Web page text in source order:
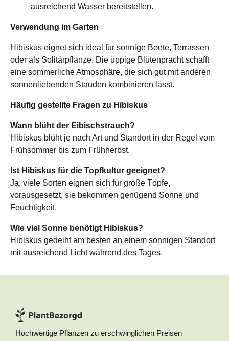
ausreichend Wasser bereitstellen.
Verwendung im Garten
Hibiskus eignet sich ideal für sonnige Beete, Terrassen
oder als Solitärpflanze. Die üppige Blütenpracht schafft
eine sommerliche Atmosphäre, die sich gut mit anderen
sonnenliebenden Stauden kombinieren lässt.
Häufig gestellte Fragen zu Hibiskus
Wann blüht der Eibischstrauch?
Hibiskus blüht je nach Art und Standort in der Regel vom
Frühsommer bis zum Frühherbst.
Ist Hibiskus für die Topfkultur geeignet?
Ja, viele Sorten eignen sich für große Töpfe,
vorausgesetzt, sie bekommen genügend Sonne und
Feuchtigkeit.
Wie viel Sonne benötigt Hibiskus?
Hibiskus gedeiht am besten an einem sonnigen Standort
mit ausreichend Licht während des Tages.
Hochwertige Pflanzen zu erschwinglichen Preisen